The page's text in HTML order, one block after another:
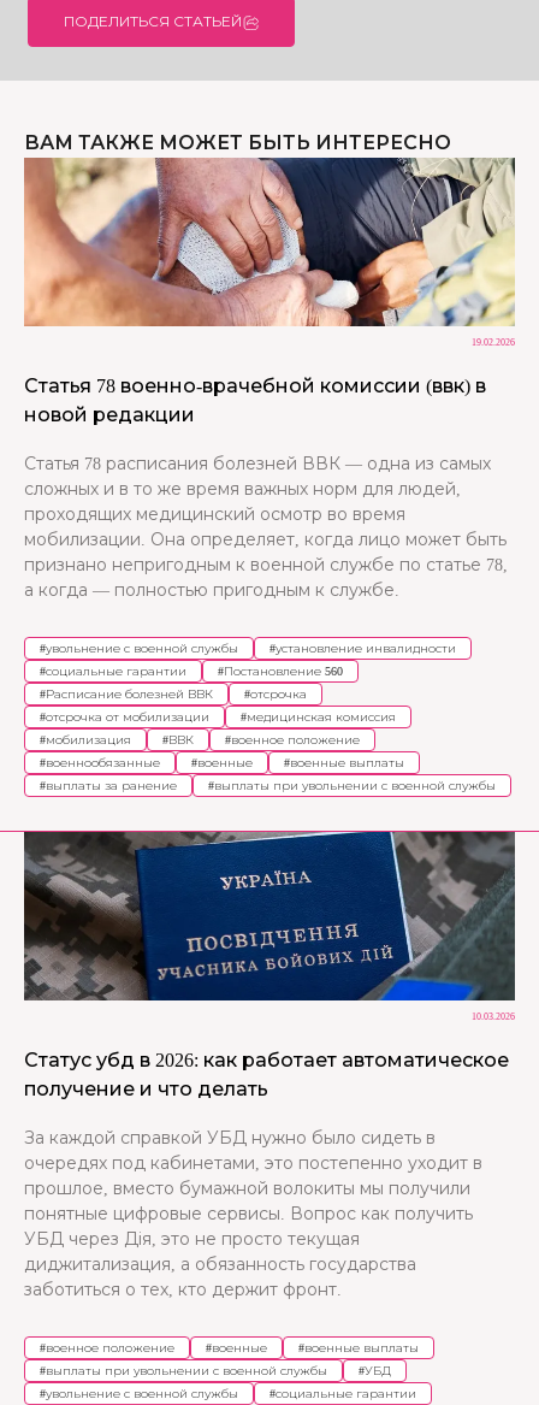
ПОДЕЛИТЬСЯ СТАТЬЕЙ
ВАМ ТАКЖЕ МОЖЕТ БЫТЬ ИНТЕРЕСНО
19.02.2026
Статья 78 военно-врачебной комиссии (ввк) в
новой редакции
Статья 78 расписания болезней ВВК — одна из самых
сложных и в то же время важных норм для людей,
проходящих медицинский осмотр во время
мобилизации. Она определяет, когда лицо может быть
признано непригодным к военной службе по статье 78,
а когда — полностью пригодным к службе.
#увольнение с военной службы #установление инвалидности
#социальные гарантии #Постановление 560
#Расписание болезней ВВК #отсрочка
#отсрочка от мобилизации #медицинская комиссия
#мобилизация #ВВК #военное положение
#военнообязанные #военные #военные выплаты
#выплаты за ранение #выплаты при увольнении с военной службы
10.03.2026
Статус убд в 2026: как работает автоматическое
получение и что делать
За каждой справкой УБД нужно было сидеть в
очередях под кабинетами, это постепенно уходит в
прошлое, вместо бумажной волокиты мы получили
понятные цифровые сервисы. Вопрос как получить
УБД через Дія, это не просто текущая
диджитализация, а обязанность государства
заботиться о тех, кто держит фронт.
#военное положение #военные #военные выплаты
#выплаты при увольнении с военной службы #УБД
#увольнение с военной службы #социальные гарантии